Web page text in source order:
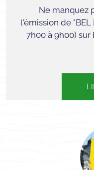
Ne manquez
l'émission de "BEL
7h00 à 9h00) sur